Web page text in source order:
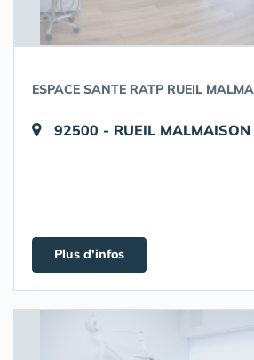
ESPACE SANTE RATP RUEIL
92500 - RUEIL MALMAISON
Plus d'infos